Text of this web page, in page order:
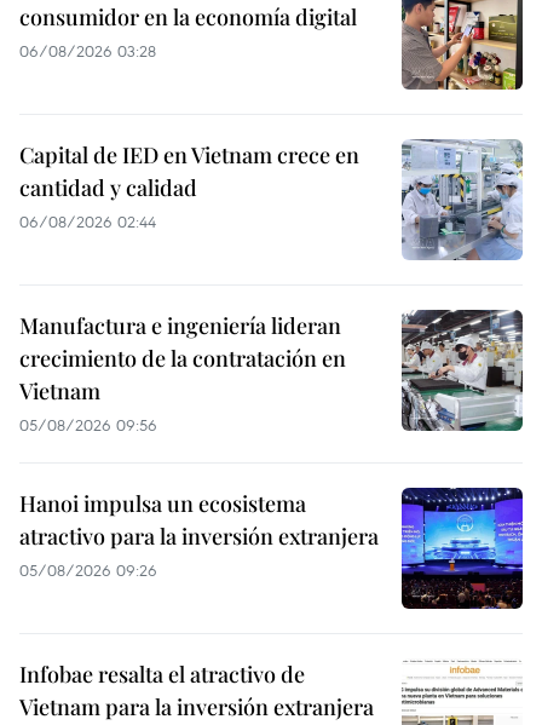
consumidor en la economía digital
06/08/2026 03:28
Capital de IED en Vietnam crece en
cantidad y calidad
06/08/2026 02:44
Manufactura e ingeniería lideran
crecimiento de la contratación en
Vietnam
05/08/2026 09:56
Hanoi impulsa un ecosistema
atractivo para la inversión extranjera
05/08/2026 09:26
Infobae resalta el atractivo de
Vietnam para la inversión extranjera